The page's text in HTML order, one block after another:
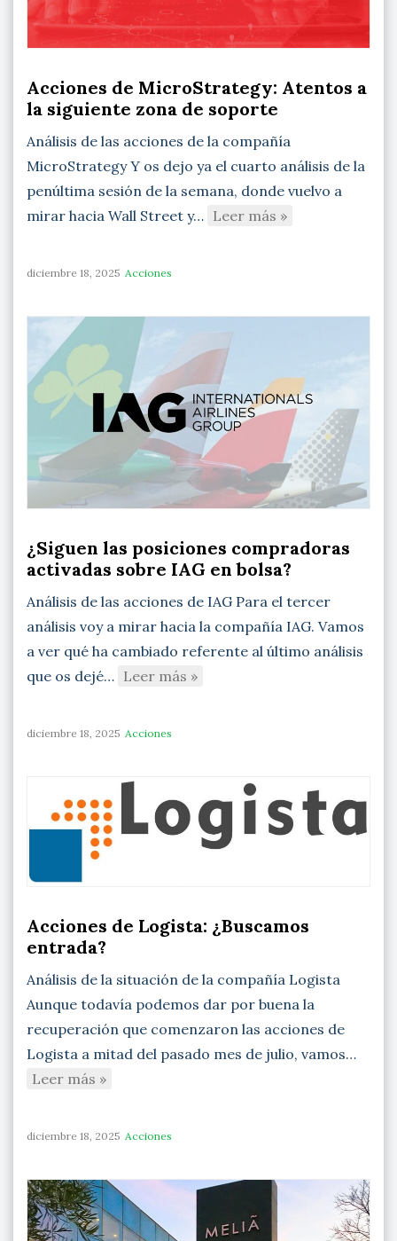
Acciones de MicroStrategy: Atentos a
la siguiente zona de soporte
Análisis de las acciones de la compañía
MicroStrategy Y os dejo ya el cuarto análisis de la
penúltima sesión de la semana, donde vuelvo a
mirar hacia Wall Street y… Leer más »
diciembre 18, 2025 Acciones
¿Siguen las posiciones compradoras
activadas sobre IAG en bolsa?
Análisis de las acciones de IAG Para el tercer
análisis voy a mirar hacia la compañía IAG. Vamos
a ver qué ha cambiado referente al último análisis
que os dejé… Leer más »
diciembre 18, 2025 Acciones
Acciones de Logista: ¿Buscamos
entrada?
Análisis de la situación de la compañía Logista
Aunque todavía podemos dar por buena la
recuperación que comenzaron las acciones de
Logista a mitad del pasado mes de julio, vamos…
Leer más »
diciembre 18, 2025 Acciones